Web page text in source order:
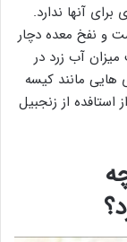
آنها ندارد.
و نفخ معده دچار
آب زرد در
هایی مانند کیسه
از زنجبیل